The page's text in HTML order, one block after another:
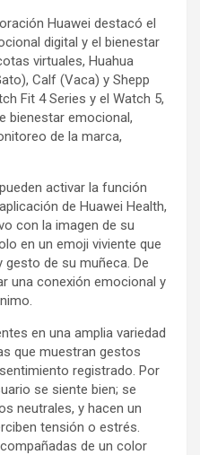
Huawei destacó el
digital y el bienestar
virtuales, Huahua
Calf (Vaca) y Shepp
Fit 4 Series y el Watch 5,
bienestar emocional,
de la marca,
activar la función
de Huawei Health,
con la imagen de su
en un emoji viviente que
de su muñeca. De
una conexión emocional y
en una amplia variedad
que muestran gestos
registrado. Por
se siente bien; se
neutrales, y hacen un
tensión o estrés.
de un color